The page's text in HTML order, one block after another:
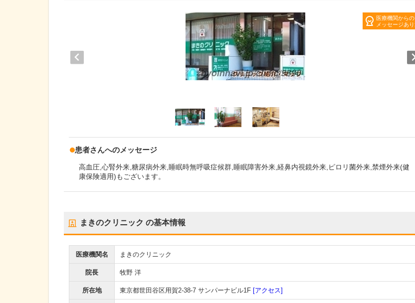
医療機関からの
メッセージあり
患者さんへのメッセージ
高血圧,心腎外来,糖尿病外来,睡眠時無呼吸症候群,睡眠障害外来,経鼻内視鏡外来,ピロリ菌外来,禁煙外来(健
康保険適用)もございます。
まきのクリニック の基本情報
医療機関名 まきのクリニック
院長 牧野 洋
所在地 東京都世田谷区用賀2-38-7 サンパーナビル1F [アクセス]